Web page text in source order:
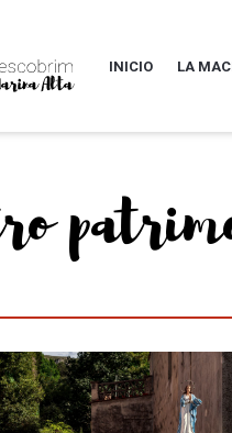
INICIO LA